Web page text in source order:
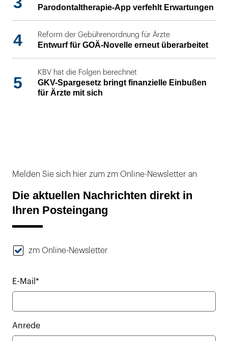
Parodontaltherapie-App verfehlt Erwartungen
4 Reform der Gebührenordnung für Ärzte
Entwurf für GOÄ-Novelle erneut überarbeitet
5
KBV hat die Folgen berechnet
GKV-Spargesetz bringt finanzielle Einbußen
für Ärzte mit sich
Melden Sie sich hier zum zm Online-Newsletter an
Die aktuellen Nachrichten direkt in
Ihren Posteingang
zm Online-Newsletter
E-Mail*
Anrede